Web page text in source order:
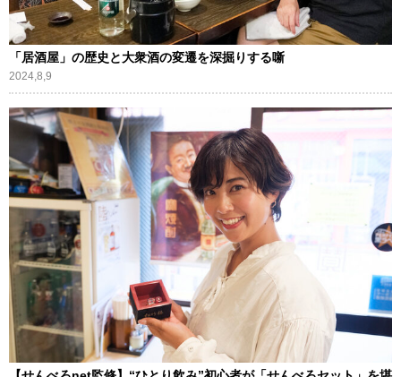
「居酒屋」の歴史と大衆酒の変遷を深掘りする噺
2024,8,9